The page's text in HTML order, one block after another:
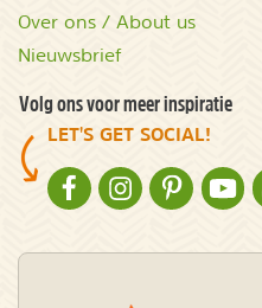
Over ons / About us
Nieuwsbrief
Volg ons voor meer inspiratie
LET'S GET SOCIAL!
NATURESCANNER OP
NATURESCANNER